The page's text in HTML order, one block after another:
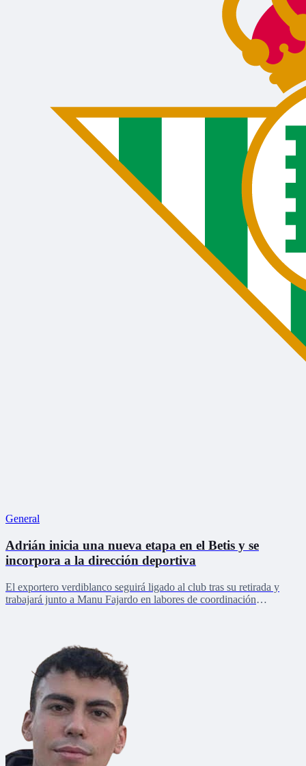
General
Adrián inicia una nueva etapa en el Betis y se
incorpora a la dirección deportiva
El exportero verdiblanco seguirá ligado al club tras su retirada y
trabajará junto a Manu Fajardo en labores de coordinación